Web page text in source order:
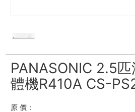
PANASONIC 2.5
體機R410A CS-
原 價：